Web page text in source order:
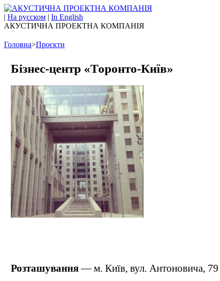
| На русском | In English
АКУСТИЧНА ПРОЕКТНА КОМПАНІЯ
Головна>Проєкти
Бізнес-центр «Торонто-Київ»
Розташування— м. Київ, вул. Антоновича,